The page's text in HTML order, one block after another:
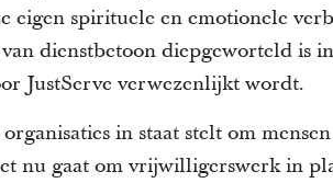
eigen spirituele en emotionele
dienstbetoon diepgeworteld is
JustServe verwezenlijkt wordt.
in staat stelt om
nu gaat om vrijwilligerswerk in